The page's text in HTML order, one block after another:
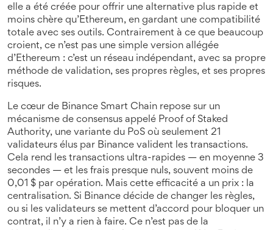
elle a été créée pour offrir une alternative plus rapide et
moins chère qu’Ethereum, en gardant une compatibilité
totale avec ses outils. Contrairement à ce que beaucoup
croient, ce n’est pas une simple version allégée
d’Ethereum : c’est un réseau indépendant, avec sa propre
méthode de validation, ses propres règles, et ses propres
risques.
Le cœur de Binance Smart Chain repose sur un
mécanisme de consensus appelé Proof of Staked
Authority, une variante du PoS où seulement 21
validateurs élus par Binance valident les transactions.
Cela rend les transactions ultra-rapides — en moyenne 3
secondes — et les frais presque nuls, souvent moins de
0,01 $ par opération. Mais cette efficacité a un prix : la
centralisation. Si Binance décide de changer les règles,
ou si les validateurs se mettent d’accord pour bloquer un
contrat, il n’y a rien à faire. Ce n’est pas de la